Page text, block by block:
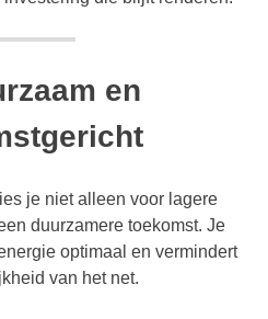
en
je niet alleen voor lagere
duurzamere toekomst. Je
optimaal en vermindert
van het net.